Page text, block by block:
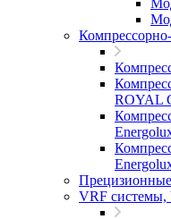
ROYAL
VRF